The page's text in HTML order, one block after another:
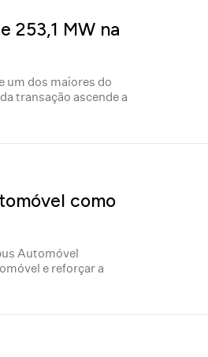
253,1 MW na
um dos maiores do
transação ascende a
como
Automóvel
e reforçar a